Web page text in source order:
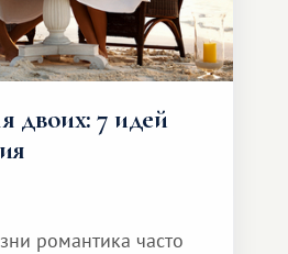
двоих: 7 идей
романтика часто